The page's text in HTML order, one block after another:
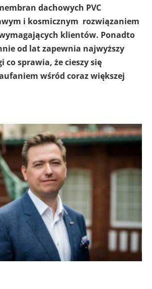
dachowych PVC
i kosmicznym rozwiązaniem
klientów. Ponadto
od lat zapewnia najwyższy
co sprawia, że cieszy się
wśród coraz większej